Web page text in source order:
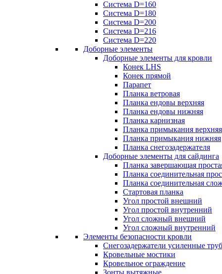
Система D=160
Система D=180
Система D=200
Система D=216
Система D=220
Доборные элементы
Доборные элементы для кровли
Конек LHS
Конек прямой
Парапет
Планка ветровая
Планка ендовы верхняя
Планка ендовы нижняя
Планка карнизная
Планка примыкания верхняя
Планка примыкания нижняя
Планка снегозадержателя
Доборные элементы для сайдинга
Планка завершающая
Планка соединительная
Планка соединительная
Стартовая планка
Угол простой внешний
Угол простой внутренний
Угол сложный внешний
Угол сложный внутренний
Элементы безопасности кровли
Снегозадержатели усиленные
Кровельные мостики
Кровельное ограждение
Зонты вытяжные